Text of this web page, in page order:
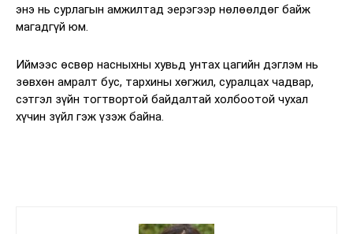
энэ нь сурлагын амжилтад эерэгээр нөлөөлдөг байж
магадгүй юм.
Иймээс өсвөр насныхны хувьд унтах цагийн дэглэм нь
зөвхөн амралт бус, тархины хөгжил, суралцах чадвар,
сэтгэл зүйн тогтвортой байдалтай холбоотой чухал
хүчин зүйл гэж үзэж байна.